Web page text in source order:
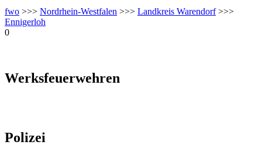
fwo >>> Nordrhein-Westfalen >>> Landkreis Warendorf>>>
Ennigerloh
0
Werksfeuerwehren
Polizei